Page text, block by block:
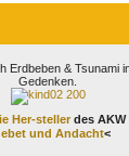
Erdbeben & Tsunami
Gedenken.
Her-stellerdes AKW
und Andacht<